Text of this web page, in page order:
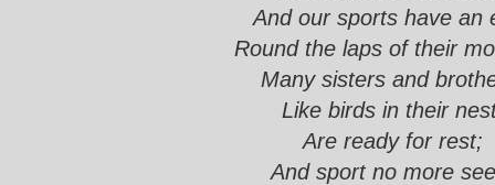
And our sports have an
Round the laps of their
Many sisters and
Like birds in their
Are ready for rest;
And sport no more